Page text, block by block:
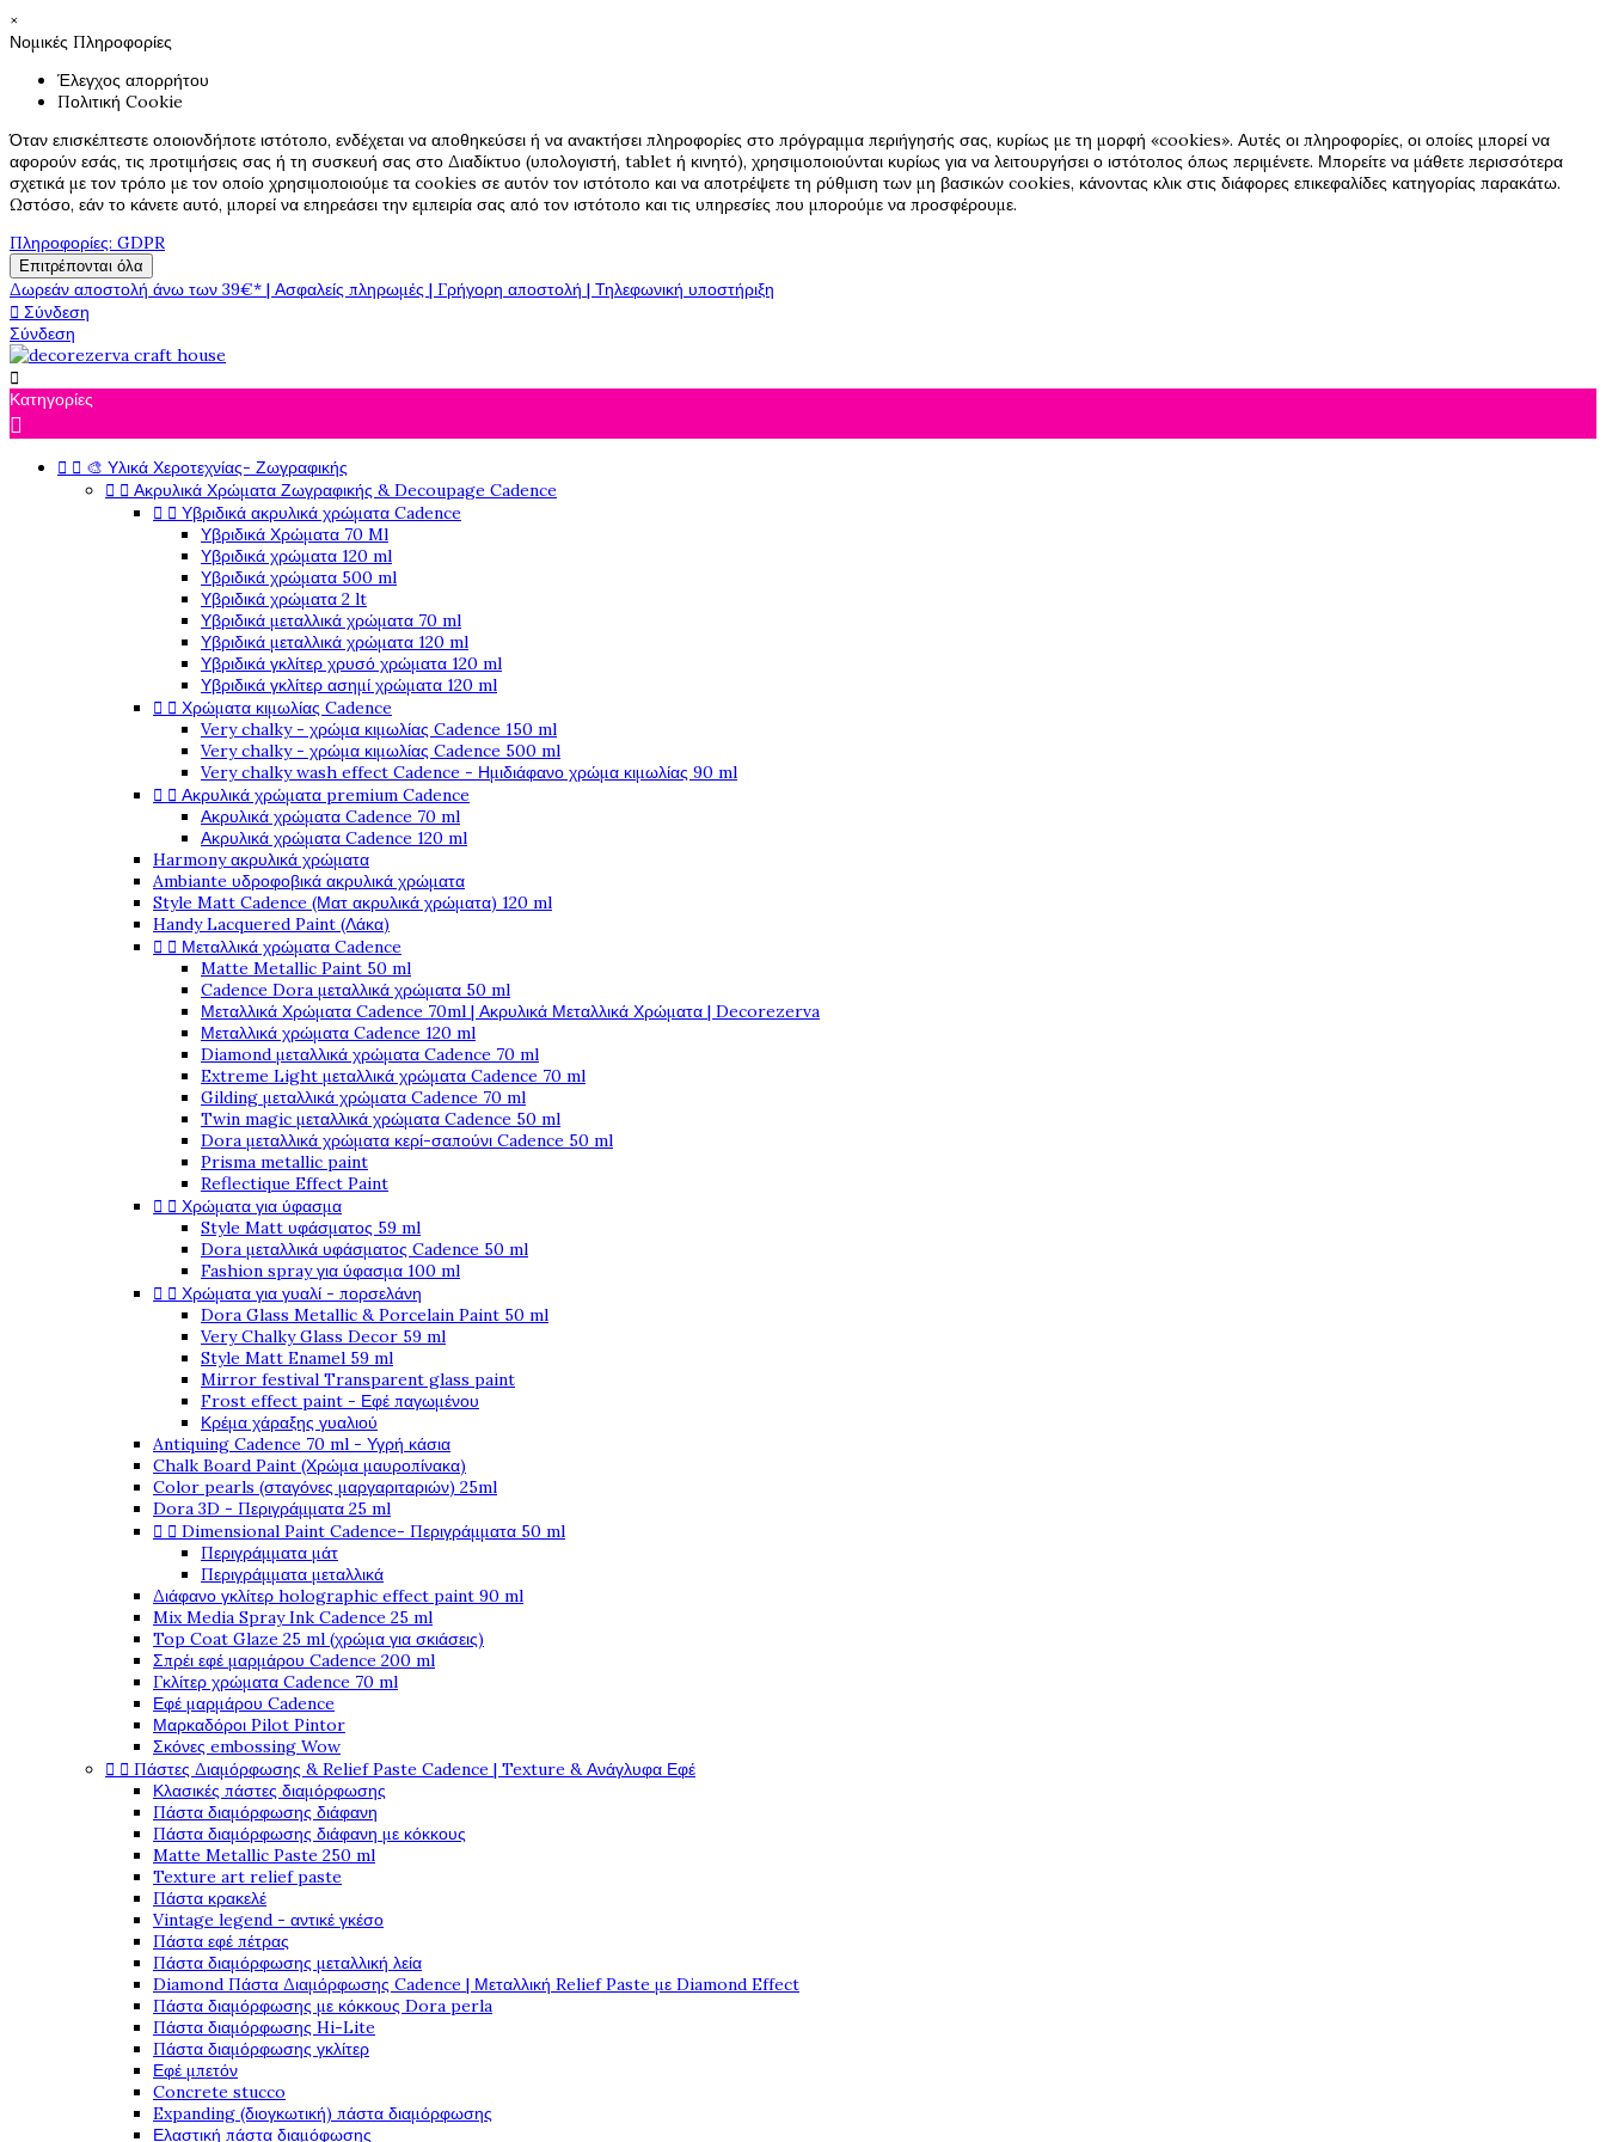
×
Νομικές Πληροφορίες
Έλεγχος απορρήτου
Πολιτική Cookie
Όταν επισκέπτεστε οποιονδήποτε ιστότοπο, ενδέχεται να αποθηκεύσει ή να ανακτήσει πληροφορίες στο πρόγραμμα περιήγησής σας, κυρίως με τη μορφή «cookies». Αυτές οι πληροφορίες, οι οποίες μπορεί να
αφορούν εσάς, τις προτιμήσεις σας ή τη συσκευή σας στο Διαδίκτυο (υπολογιστή, tablet ή κινητό), χρησιμοποιούνται κυρίως για να λειτουργήσει ο ιστότοπος όπως περιμένετε. Μπορείτε να μάθετε περισσότερα
σχετικά με τον τρόπο με τον οποίο χρησιμοποιούμε τα cookies σε αυτόν τον ιστότοπο και να αποτρέψετε τη ρύθμιση των μη βασικών cookies, κάνοντας κλικ στις διάφορες επικεφαλίδες κατηγορίας παρακάτω.
Ωστόσο, εάν το κάνετε αυτό, μπορεί να επηρεάσει την εμπειρία σας από τον ιστότοπο και τις υπηρεσίες που μπορούμε να προσφέρουμε.
Πληροφορίες: GDPR
Επιτρέπονται όλα
Δωρεάν αποστολή άνω των 39€* | Ασφαλείς πληρωμές | Γρήγορη αποστολή | Τηλεφωνική υποστήριξη
 Σύνδεση
Σύνδεση

Κατηγορίες

  🎨 Υλικά Χεροτεχνίας- Ζωγραφικής
  Ακρυλικά Χρώματα Ζωγραφικής & Decoupage Cadence
  Υβριδικά ακρυλικά χρώματα Cadence
Υβριδικά Χρώματα 70 Ml
Υβριδικά χρώματα 120 ml
Υβριδικά χρώματα 500 ml
Υβριδικά χρώματα 2 lt
Υβριδικά μεταλλικά χρώματα 70 ml
Υβριδικά μεταλλικά χρώματα 120 ml
Υβριδικά γκλίτερ χρυσό χρώματα 120 ml
Υβριδικά γκλίτερ ασημί χρώματα 120 ml
  Χρώματα κιμωλίας Cadence
Very chalky - χρώμα κιμωλίας Cadence 150 ml
Very chalky - χρώμα κιμωλίας Cadence 500 ml
Very chalky wash effect Cadence - Ημιδιάφανο χρώμα κιμωλίας 90 ml
  Ακρυλικά χρώματα premium Cadence
Ακρυλικά χρώματα Cadence 70 ml
Ακρυλικά χρώματα Cadence 120 ml
Harmony ακρυλικά χρώματα
Ambiante υδροφοβικά ακρυλικά χρώματα
Style Matt Cadence (Ματ ακρυλικά χρώματα) 120 ml
Handy Lacquered Paint (Λάκα)
  Μεταλλικά χρώματα Cadence
Matte Metallic Paint 50 ml
Cadence Dora μεταλλικά χρώματα 50 ml
Μεταλλικά Χρώματα Cadence 70ml | Ακρυλικά Μεταλλικά Χρώματα | Decorezerva
Μεταλλικά χρώματα Cadence 120 ml
Diamond μεταλλικά χρώματα Cadence 70 ml
Extreme Light μεταλλικά χρώματα Cadence 70 ml
Gilding μεταλλικά χρώματα Cadence 70 ml
Twin magic μεταλλικά χρώματα Cadence 50 ml
Dora μεταλλικά χρώματα κερί-σαπούνι Cadence 50 ml
Prisma metallic paint
Reflectique Effect Paint
  Χρώματα για ύφασμα
Style Matt υφάσματος 59 ml
Dora μεταλλικά υφάσματος Cadence 50 ml
Fashion spray για ύφασμα 100 ml
  Χρώματα για γυαλί - πορσελάνη
Dora Glass Metallic & Porcelain Paint 50 ml
Very Chalky Glass Decor 59 ml
Style Matt Enamel 59 ml
Mirror festival Transparent glass paint
Frost effect paint - Εφέ παγωμένου
Κρέμα χάραξης γυαλιού
Antiquing Cadence 70 ml - Υγρή κάσια
Chalk Board Paint (Χρώμα μαυροπίνακα)
Color pearls (σταγόνες μαργαριταριών) 25ml
Dora 3D - Περιγράμματα 25 ml
  Dimensional Paint Cadence- Περιγράμματα 50 ml
Περιγράμματα μάτ
Περιγράμματα μεταλλικά
Διάφανο γκλίτερ holographic effect paint 90 ml
Mix Media Spray Ink Cadence 25 ml
Top Coat Glaze 25 ml (χρώμα για σκιάσεις)
Σπρέι εφέ μαρμάρου Cadence 200 ml
Γκλίτερ χρώματα Cadence 70 ml
Εφέ μαρμάρου Cadence
Μαρκαδόροι Pilot Pintor
Σκόνες embossing Wow
  Πάστες Διαμόρφωσης & Relief Paste Cadence | Texture & Ανάγλυφα Εφέ
Κλασικές πάστες διαμόρφωσης
Πάστα διαμόρφωσης διάφανη
Πάστα διαμόρφωσης διάφανη με κόκκους
Matte Metallic Paste 250 ml
Texture art relief paste
Πάστα κρακελέ
Vintage legend - αντικέ γκέσο
Πάστα εφέ πέτρας
Πάστα διαμόρφωσης μεταλλική λεία
Diamond Πάστα Διαμόρφωσης Cadence | Μεταλλική Relief Paste με Diamond Effect
Πάστα διαμόρφωσης με κόκκους Dora perla
Πάστα διαμόρφωσης Hi-Lite
Πάστα διαμόρφωσης γκλίτερ
Εφέ μπετόν
Concrete stucco
Expanding (διογκωτική) πάστα διαμόρφωσης
Ελαστική πάστα διαμόφωσης